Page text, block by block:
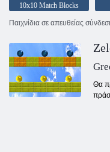
10x10 Match Blocks
Παιχνίδια σε απευθείας
Θα